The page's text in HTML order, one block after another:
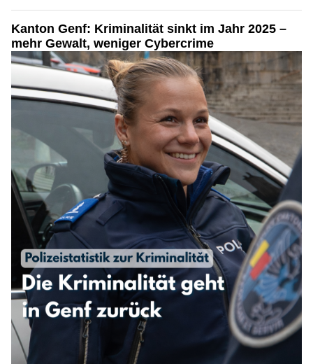
Kanton Genf: Kriminalität sinkt im Jahr 2025 –
mehr Gewalt, weniger Cybercrime